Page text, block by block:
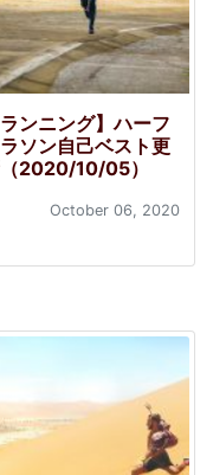
ランニング】ハーフ
ソン自己ベスト更
2020/10/05）
October 06, 2020